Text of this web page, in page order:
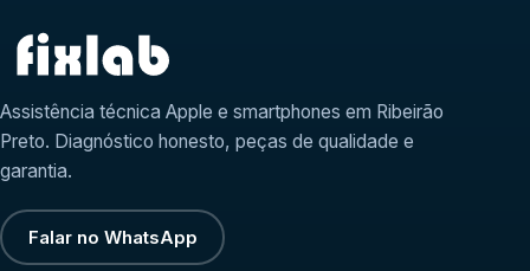
Assistência técnica Apple e smartphones em Ribeirão
Preto. Diagnóstico honesto, peças de qualidade e
garantia.
Falar no WhatsApp